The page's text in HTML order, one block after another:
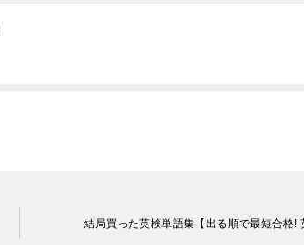
結局買った英検単語集【出る順で最短合格!